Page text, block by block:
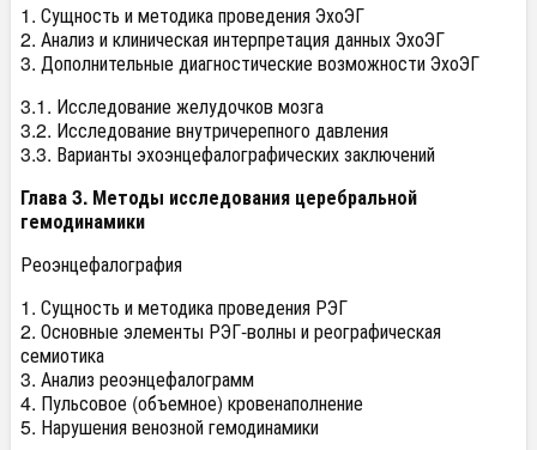
1. Сущность и методика проведения ЭхоЭГ
2. Анализ и клиническая интерпретация данных ЭхоЭГ
3. Дополнительные диагностические возможности ЭхоЭГ
3.1. Исследование желудочков мозга
3.2. Исследование внутричерепного давления
3.3. Варианты эхоэнцефалографических заключений
Глава 3. Методы исследования церебральной
гемодинамики
Реоэнцефалография
1. Сущность и методика проведения РЭГ
2. Основные элементы РЭГ-волны и реографическая
семиотика
3. Анализ реоэнцефалограмм
4. Пульсовое (объемное) кровенаполнение
5. Нарушения венозной гемодинамики